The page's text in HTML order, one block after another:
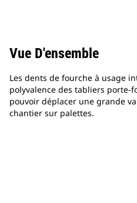
Vue D'ensemble
Les dents de fourche à usage
polyvalence des tabliers porte-
pouvoir déplacer une grande
chantier sur palettes.